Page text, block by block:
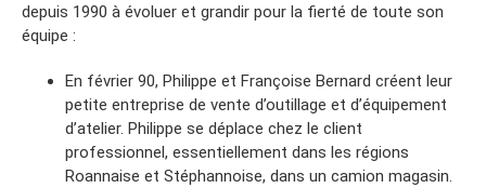
depuis 1990 à évoluer et grandir pour la fierté de toute son
équipe :
En février 90, Philippe et Françoise Bernard créent leur
petite entreprise de vente d’outillage et d’équipement
d’atelier. Philippe se déplace chez le client
professionnel, essentiellement dans les régions
Roannaise et Stéphannoise, dans un camion magasin.